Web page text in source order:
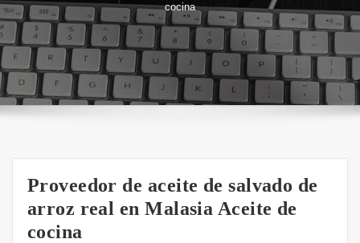
cocina
Proveedor de aceite de salvado de
arroz real en Malasia Aceite de
cocina